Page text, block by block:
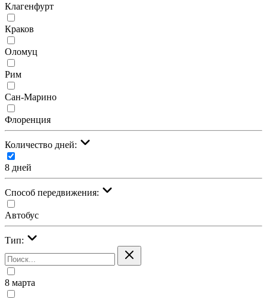
Клагенфурт
Краков
Оломуц
Рим
Сан-Марино
Флоренция
Количество дней:
8 дней
Cпособ передвижения:
Автобус
Тип:
8 марта